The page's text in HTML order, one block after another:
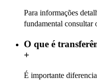
Para informações
fundamental consultar
O que é
+
É importante